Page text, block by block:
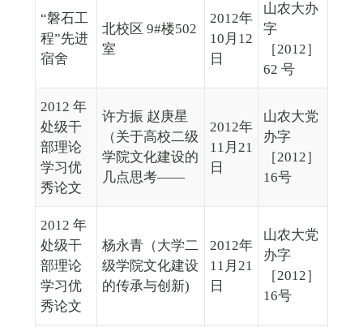
“磐石工
程”先进
宿舍
北校区 9#楼502
室
2012年
10月12
日
山农大办
字
［2012］
62 号
2012 年
处级干
部理论
学习优
秀论文
许方振 赵庚星
（关于高校二级
学院文化建设的
几点思考——
2012年
11月21
日
山农大党
办字
［2012］
16号
2012 年
处级干
部理论
学习优
秀论文
杨永青（大学二
级学院文化建设
的传承与创新)
2012年
11月21
日
山农大党
办字
［2012］
16号